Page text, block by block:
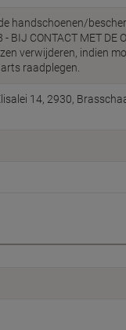
handschoenen/
- BIJ CONTACT MET
verwijderen, indien
raadplegen.
14, 2930,